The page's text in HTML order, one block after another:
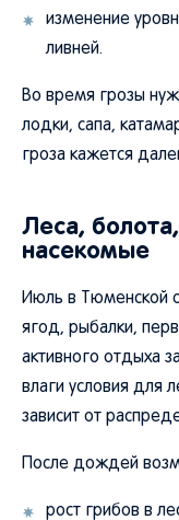
изменение
ливней.
Во время грозы
лодки, сапа,
гроза кажется
Леса,
насекомые
Июль в Тюменской
ягод, рыбалки,
активного отдыха
влаги условия для
зависит от
После дождей
рост грибов в